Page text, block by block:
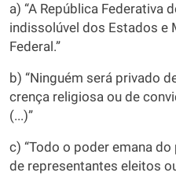
a) “A República Federativa
indissolúvel dos Estados e
Federal.”
b) “Ninguém será privado
crença religiosa ou de
(...)”
c) “Todo o poder emana
de representantes eleitos